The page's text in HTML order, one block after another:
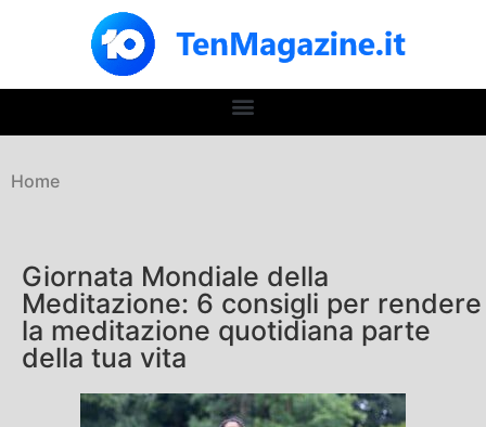
Home
Giornata Mondiale della
Meditazione: 6 consigli per rendere
la meditazione quotidiana parte
della tua vita